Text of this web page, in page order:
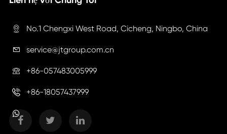
 No.1 Chengxi West Road, Cicheng, Ningbo, China
 service@jtgroup.com.cn
 +86-057483005999
 +86-18057437999